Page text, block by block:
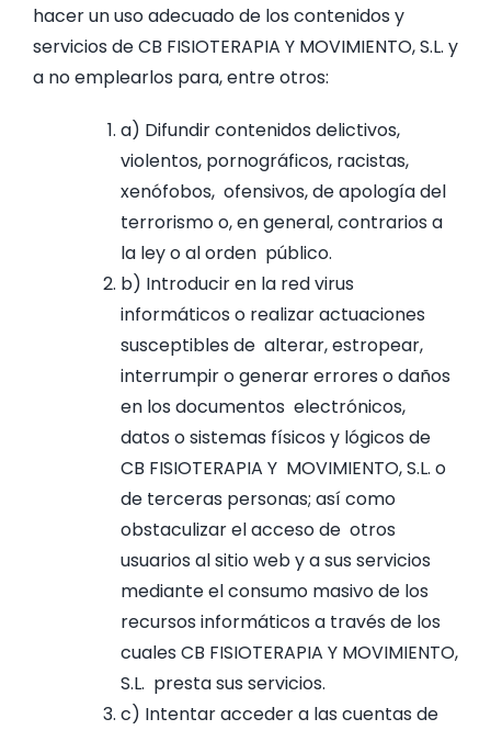
hacer un uso adecuado de los contenidos y
servicios de CB FISIOTERAPIA Y MOVIMIENTO, S.L. y
a no emplearlos para, entre otros:
a) Difundir contenidos delictivos,
violentos, pornográficos, racistas,
xenófobos, ofensivos, de apología del
terrorismo o, en general, contrarios a
la ley o al orden público.
b) Introducir en la red virus
informáticos o realizar actuaciones
susceptibles de alterar, estropear,
interrumpir o generar errores o daños
en los documentos electrónicos,
datos o sistemas físicos y lógicos de
CB FISIOTERAPIA Y MOVIMIENTO, S.L. o
de terceras personas; así como
obstaculizar el acceso de otros
usuarios al sitio web y a sus servicios
mediante el consumo masivo de los
recursos informáticos a través de los
cuales CB FISIOTERAPIA Y MOVIMIENTO,
S.L. presta sus servicios.
c) Intentar acceder a las cuentas de